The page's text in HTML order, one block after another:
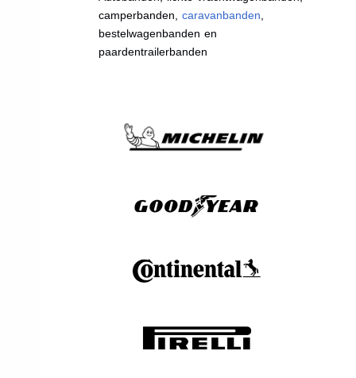
camperbanden, caravanbanden,
bestelwagenbanden en
paardentrailerbanden